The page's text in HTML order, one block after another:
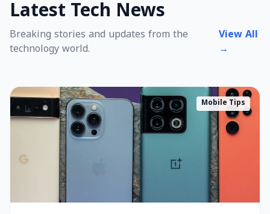
Latest Tech News
Breaking stories and updates from the
technology world.
View All
→
Mobile Tips